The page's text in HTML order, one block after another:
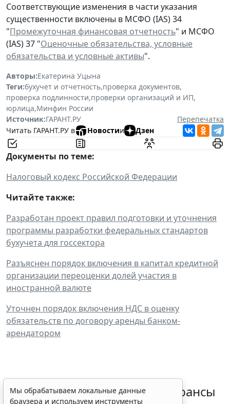
Соответствующие изменения в части указания
существенности включены в МСФО (IAS) 34
"Промежуточная финансовая отчетность" и МСФО
(IAS) 37 "Оценочные обязательства, условные
обязательства и условные активы".
Авторы:Екатерина Уцына
Теги:бухучет и отчетность,проверка документов,
проверка подлинности,проверки организаций и ИП,
юрлица,Минфин России
Источник:ГАРАНТ.РУ
Перепечатка
Читать ГАРАНТ.РУ в
Новостии Дзен
Документы по теме:
Налоговый кодекс Российской Федерации
Читайте также:
Разработан проект правил подготовки и уточнения
программы разработки федеральных стандартов
бухучета для госсектора
Разъяснен порядок включения в капитал кредитной
организации переоценки долей участия в
иностранной валюте
Уточнен порядок включения НДС в оценку
обязательств по договору аренды банком-
арендатором
Резидентам РФ указали на нюансы
Мы обрабатываем локальные данные
браузера и используем инструменты